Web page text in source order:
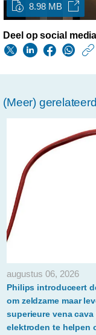
8.98 MB
Deel op social media
(Meer)
augustus 06, 2026
Philips introduceert
om zeldzame maar
superieure vena
elektroden te helpen